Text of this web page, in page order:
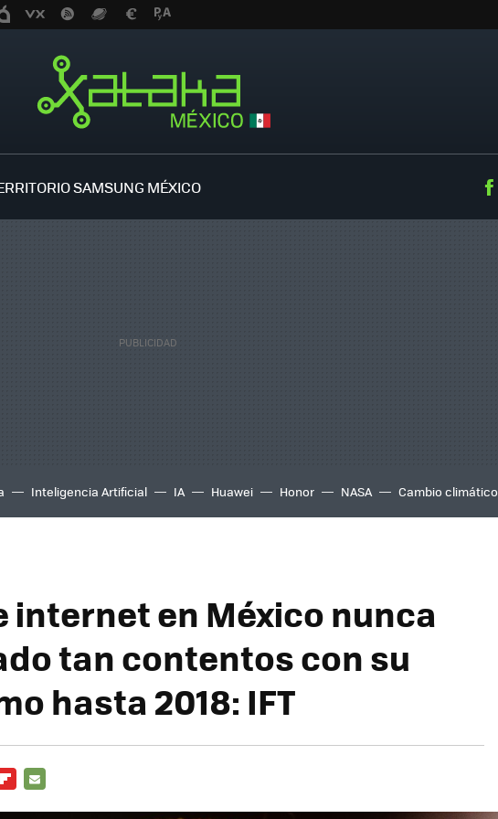
SAMSUNG MÉXICO
Inteligencia Artificial IA Huawei Honor NASA Cambio climático
internet en México nunca
tan contentos con su
hasta 2018: IFT